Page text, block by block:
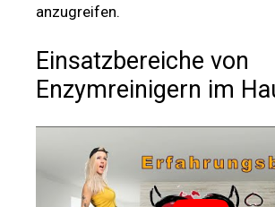
anzugreifen.
Einsatzbereiche von
Enzymreinigern im